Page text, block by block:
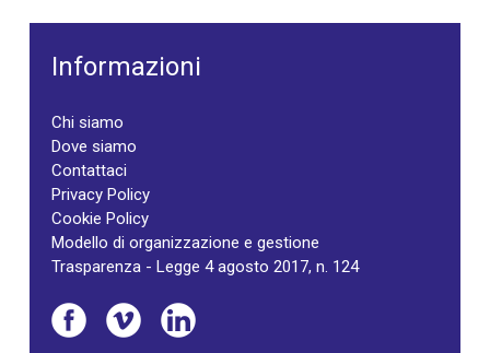
Informazioni
Chi siamo
Dove siamo
Contattaci
Privacy Policy
Cookie Policy
Modello di organizzazione e gestione
Trasparenza - Legge 4 agosto 2017, n. 124